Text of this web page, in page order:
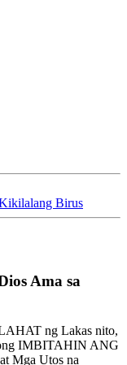
Birus
Ama sa
ng Lakas nito,
IMBITAHIN ANG
Mga Utos na